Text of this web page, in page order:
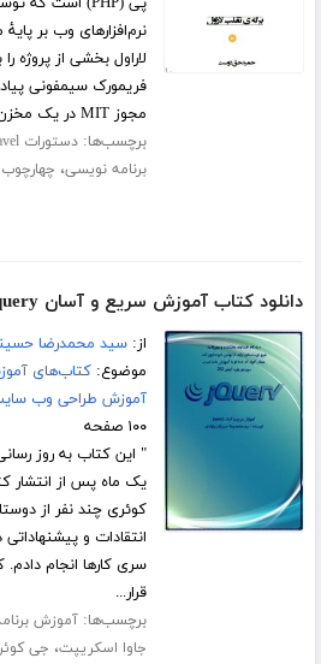
لاراول بخشی از پروژه
فریمورک سیمفونی
مجوز MIT در یک مخزن...
برچسب‌ها:دستورات Laravel
برنامه نویسی،
دانلود کتاب آموزش سریع و آسان jquery
از:سید محمدرضا
موضوع:کتاب‌های
آموزش طراحی وب
۱۰۰ صفحه
" این کتاب به روز
یک ماه پس از
کوئری چند نفر از
انتقادات و
سری کارها انجام دادم.
قرار...
برچسب‌ها:آموزش
جاوا اسکریپت، جی